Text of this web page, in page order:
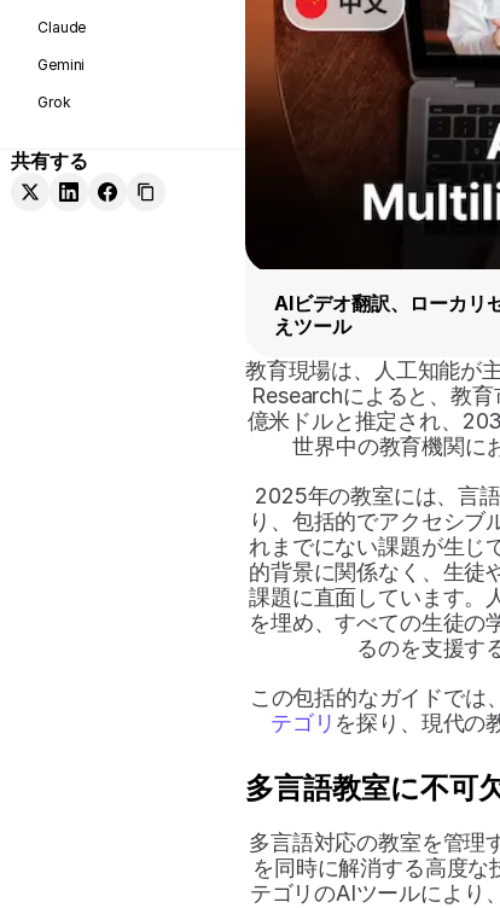
Claude
Gemini
Grok
共有する
AIビデオ翻訳、ローカリ
えツール
教育現場は、人工知能が
Researchによると、教
億米ドルと推定され、
世界中の教育機関に
2025年の教室には、言
り、包括的でアクセシブ
れまでにない課題が生じ
的背景に関係なく、生徒
課題に直面しています。
を埋め、すべての生徒の
るのを支援す
この包括的なガイドでは
テゴリ を探り、現代の
多言語教室に不可
多言語対応の教室を管理
を同時に解消する高度
テゴリのAIツールにより